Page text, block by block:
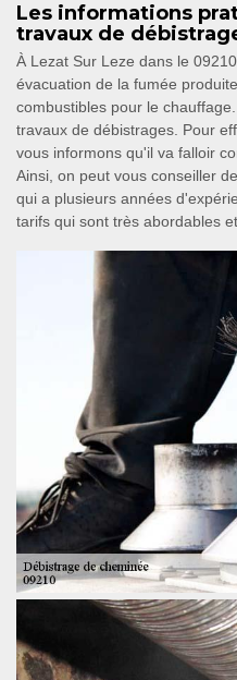
Les informations
travaux de
À Lezat Sur Leze dans le
évacuation de la fumée
combustibles pour le
travaux de débistrages. Pour
vous informons qu'il va falloir
Ainsi, on peut vous conseiller
qui a plusieurs années
tarifs qui sont très abordables